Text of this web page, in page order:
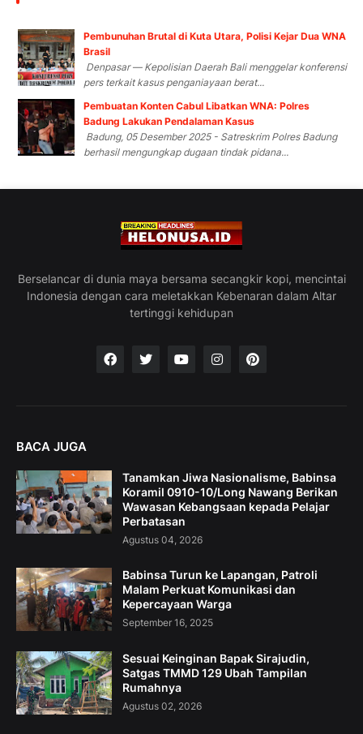
Pembunuhan Brutal di Kuta Utara, Polisi Kejar Dua WNA
Brasil
Denpasar — Kepolisian Daerah Bali menggelar konferensi
pers terkait kasus penganiayaan berat...
Pembuatan Konten Cabul Libatkan WNA: Polres
Badung Lakukan Pendalaman Kasus
Badung, 05 Desember 2025 - Satreskrim Polres Badung
berhasil mengungkap dugaan tindak pidana...
Berselancar di dunia maya bersama secangkir kopi, mencintai
Indonesia dengan cara meletakkan Kebenaran dalam Altar
tertinggi kehidupan
BACA JUGA
Tanamkan Jiwa Nasionalisme, Babinsa
Koramil 0910-10/Long Nawang Berikan
Wawasan Kebangsaan kepada Pelajar
Perbatasan
Agustus 04, 2026
Babinsa Turun ke Lapangan, Patroli
Malam Perkuat Komunikasi dan
Kepercayaan Warga
September 16, 2025
Sesuai Keinginan Bapak Sirajudin,
Satgas TMMD 129 Ubah Tampilan
Rumahnya
Agustus 02, 2026